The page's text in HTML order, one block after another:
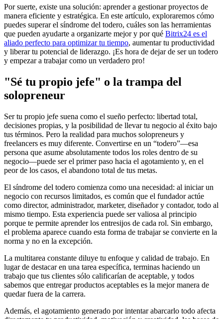
Por suerte, existe una solución: aprender a gestionar proyectos de
manera eficiente y estratégica. En este artículo, exploraremos cómo
puedes superar el síndrome del todero, cuáles son las herramientas
que pueden ayudarte a organizarte mejor y por qué Bitrix24 es el
aliado perfecto para optimizar tu tiempo, aumentar tu productividad
y liberar tu potencial de liderazgo. ¡Es hora de dejar de ser un todero
y empezar a trabajar como un verdadero pro!
"Sé tu propio jefe" o la trampa del
solopreneur
Ser tu propio jefe suena como el sueño perfecto: libertad total,
decisiones propias, y la posibilidad de llevar tu negocio al éxito bajo
tus términos. Pero la realidad para muchos solopreneurs y
freelancers es muy diferente. Convertirse en un “todero”—esa
persona que asume absolutamente todos los roles dentro de su
negocio—puede ser el primer paso hacia el agotamiento y, en el
peor de los casos, el abandono total de tus metas.
El síndrome del todero comienza como una necesidad: al iniciar un
negocio con recursos limitados, es común que el fundador actúe
como director, administrador, marketer, diseñador y contador, todo al
mismo tiempo. Esta experiencia puede ser valiosa al principio
porque te permite aprender los entresijos de cada rol. Sin embargo,
el problema aparece cuando esta forma de trabajar se convierte en la
norma y no en la excepción.
La multitarea constante diluye tu enfoque y calidad de trabajo. En
lugar de destacar en una tarea específica, terminas haciendo un
trabajo que tus clientes sólo calificarían de aceptable, y todos
sabemos que entregar productos aceptables es la mejor manera de
quedar fuera de la carrera.
Además, el agotamiento generado por intentar abarcarlo todo afecta